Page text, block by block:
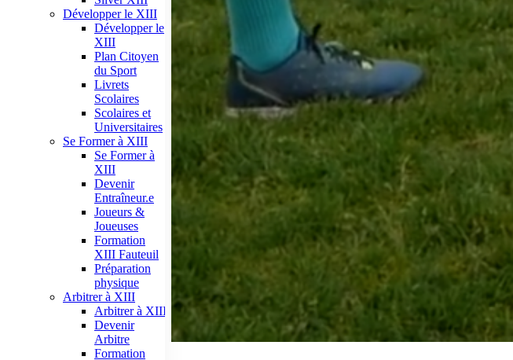
Développer le XIII
Développer le
XIII
Plan Citoyen
du Sport
Livrets
Scolaires
Scolaires et
Universitaires
Se Former à XIII
Se Former à
XIII
Devenir
Entraîneur.e
Joueurs &
Joueuses
Formation
XIII Fauteuil
Préparation
physique
Arbitrer à XIII
Arbitrer à XIII
Devenir
Arbitre
Formation